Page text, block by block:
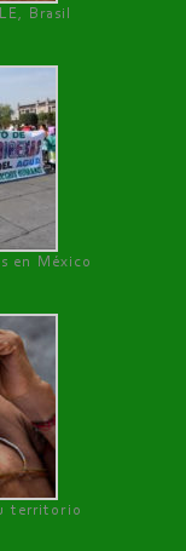
Brasil
en México
territorio